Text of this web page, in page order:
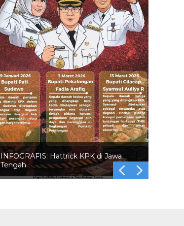
INFOGRAFIS: Hattrick KPK di Jawa
Tengah